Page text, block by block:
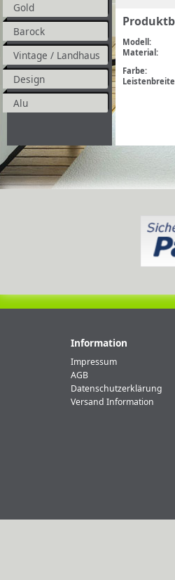
Gold
Barock
Vintage / Landhaus
Design
Alu
Modell:
Material:
Farbe:
Information
Impressum
AGB
Datenschutzerklärung
Versand Information